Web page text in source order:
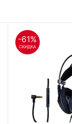
-61%
СКИДКА